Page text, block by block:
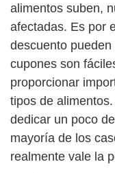
alimentos suben,
afectadas. Es por
descuento
cupones son
proporcionar
tipos de
dedicar un poco
mayoría de los
realmente vale la